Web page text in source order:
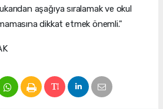
aşağıya sıralamak ve okul
dikkat etmek önemli."